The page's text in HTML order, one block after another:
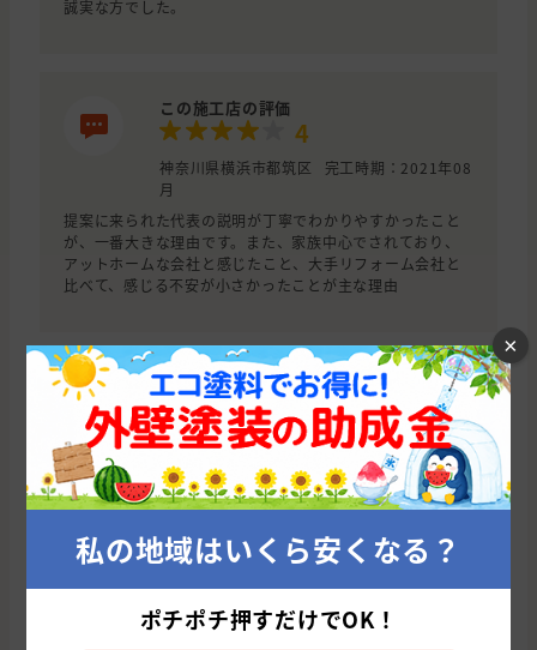
誠実な方でした。
この施工店の評価
4
神奈川県横浜市都筑区
完工時期：2021年08
月
提案に来られた代表の説明が丁寧でわかりやすかったこと
が、一番大きな理由です。また、家族中心でされており、
アットホームな会社と感じたこと、大手リフォーム会社と
比べて、感じる不安が小さかったことが主な理由
この施工店の評価
3
神奈川県横浜市瀬谷区 完工時期：2021年08
月
事前見積もりがもっとも丁寧（ドローンを使って撮影&現状
屋根カバー施工まで含めて、保証年数が長く、第三者機関
での毎年の点検もあり。
価格はもう少し安いところも有ったが、上記の事まで含め
て、総合的に判断して、施行店を決定した。
駐車場部分の塗装（ニッペアクアシール）まで、見積もり
続きを見る
×
私の地域はいくら安くなる？
ポチポチ押すだけでOK！